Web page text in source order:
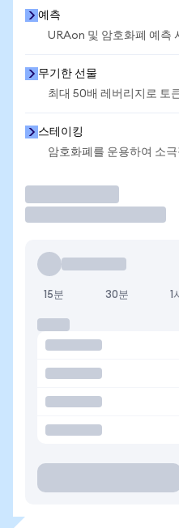
예측
URAon 및 암호화폐 예측
무기한 선물
최대 50배 레버리지로 토
스테이킹
암호화폐를 운용하여 소
15분 30분 1